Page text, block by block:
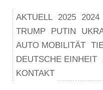
AKTUELL 2025 2024
TRUMP
PUTIN
AUTO MOBILITÄT
DEUTSCHE EINHEIT
KONTAKT